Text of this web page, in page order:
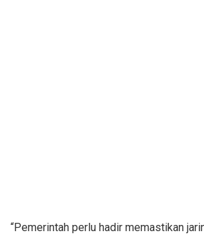
“Pemerintah perlu hadir memastikan